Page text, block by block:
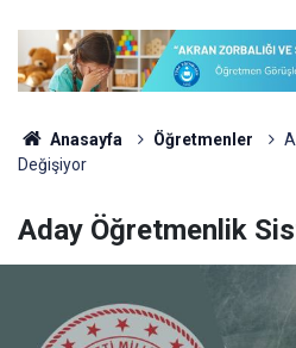
Anasayfa Öğretmenler
Değişiyor
Aday Öğretmenlik